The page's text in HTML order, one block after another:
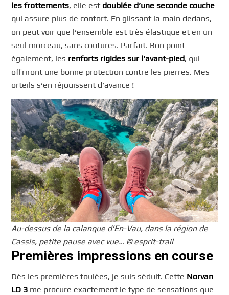
les frottements, elle est doublée d’une seconde couche
qui assure plus de confort. En glissant la main dedans,
on peut voir que l’ensemble est très élastique et en un
seul morceau, sans coutures. Parfait. Bon point
également, les renforts rigides sur l’avant-pied, qui
offriront une bonne protection contre les pierres. Mes
orteils s’en réjouissent d’avance !
Au-dessus de la calanque d’En-Vau, dans la région de
Cassis, petite pause avec vue… © esprit-trail
Premières impressions en course
Dès les premières foulées, je suis séduit. Cette Norvan
LD 3 me procure exactement le type de sensations que